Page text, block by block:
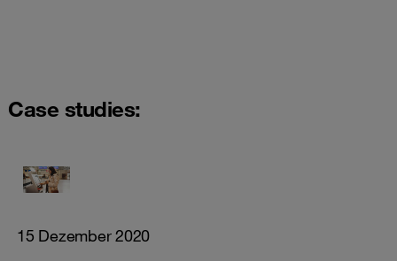
Case studies:
15 Dezember 2020